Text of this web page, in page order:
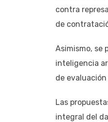
contra
de
Asimismo, se
inteligencia
de
Las
integral del